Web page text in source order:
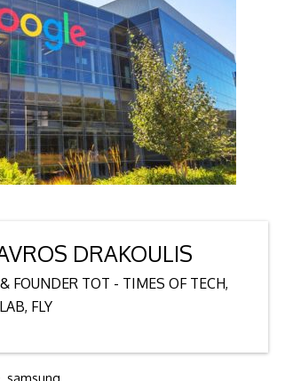
DRAKOULIS
FOUNDER TOT - TIMES OF TECH,
FLY